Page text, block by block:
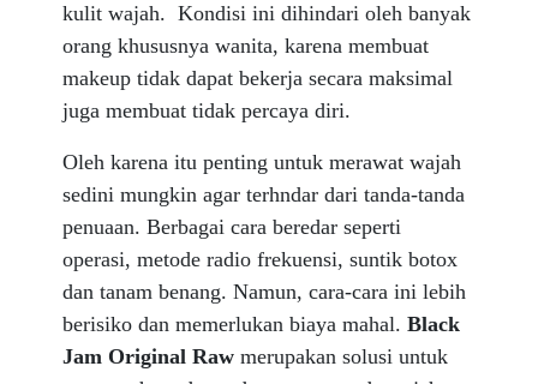
kulit wajah. Kondisi ini dihindari oleh banyak
orang khususnya wanita, karena membuat
makeup tidak dapat bekerja secara maksimal
juga membuat tidak percaya diri.
Oleh karena itu penting untuk merawat wajah
sedini mungkin agar terhndar dari tanda-tanda
penuaan. Berbagai cara beredar seperti
operasi, metode radio frekuensi, suntik botox
dan tanam benang. Namun, cara-cara ini lebih
berisiko dan memerlukan biaya mahal.Black
Jam Original Raw merupakan solusi untuk